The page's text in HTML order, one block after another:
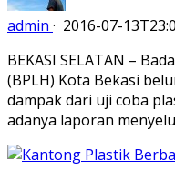
admin · 2016-07-
BEKASI SELATAN –
(BPLH) Kota Bekasi
dampak dari uji coba
adanya laporan